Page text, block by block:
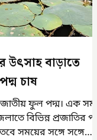
উৎসাহ বাড়াতে
চাষ
ফুল পদ্ম। এক সময়
বিভিন্ন প্রজাতির পদ্ম
সময়ের সঙ্গে সঙ্গে